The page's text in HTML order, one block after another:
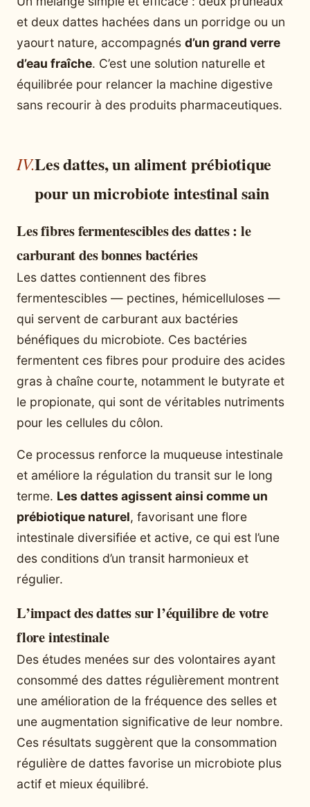
et deux dattes hachées dans un porridge ou un
yaourt nature, accompagnés d’un grand verre
d’eau fraîche. C’est une solution naturelle et
équilibrée pour relancer la machine digestive
sans recourir à des produits pharmaceutiques.
Les dattes, un aliment prébiotique
pour un microbiote intestinal sain
Les fibres fermentescibles des dattes : le
carburant des bonnes bactéries
Les dattes contiennent des fibres
fermentescibles — pectines, hémicelluloses —
qui servent de carburant aux bactéries
bénéfiques du microbiote. Ces bactéries
fermentent ces fibres pour produire des acides
gras à chaîne courte, notamment le butyrate et
le propionate, qui sont de véritables nutriments
pour les cellules du côlon.
Ce processus renforce la muqueuse intestinale
et améliore la régulation du transit sur le long
terme. Les dattes agissent ainsi comme un
prébiotique naturel, favorisant une flore
intestinale diversifiée et active, ce qui est l’une
des conditions d’un transit harmonieux et
régulier.
L’impact des dattes sur l’équilibre de votre
flore intestinale
Des études menées sur des volontaires ayant
consommé des dattes régulièrement montrent
une amélioration de la fréquence des selles et
une augmentation significative de leur nombre.
Ces résultats suggèrent que la consommation
régulière de dattes favorise un microbiote plus
actif et mieux équilibré.